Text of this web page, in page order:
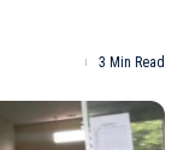
3 Min Read